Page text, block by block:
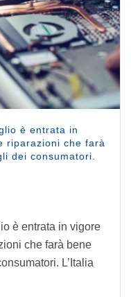
è entrata in
riparazioni che farà
dei consumatori.
è entrata in vigore
che farà bene
L’Italia